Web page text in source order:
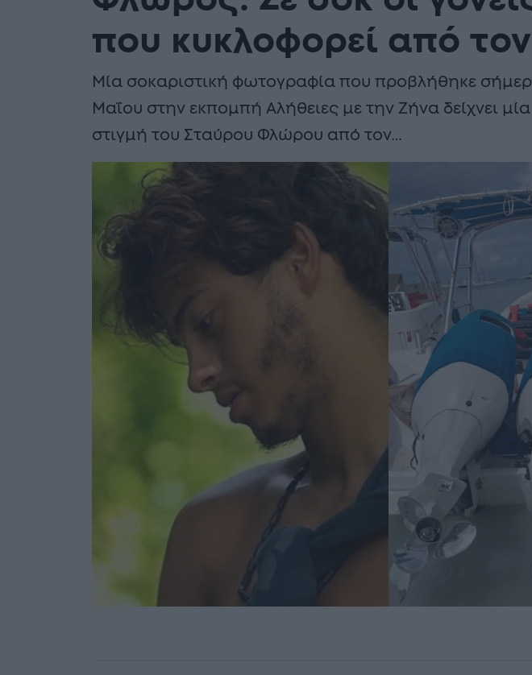
που κυκλοφορεί από τον
Μία σοκαριστική φωτογραφία που προβλήθηκε
Μαΐου στην εκπομπή Αλήθειες με την Ζήνα δείχνει
στιγμή του Σταύρου Φλώρου από τον…